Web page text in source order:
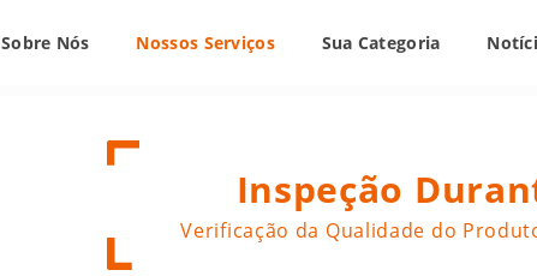
Sobre Nós Nossos Serviços Sua Categoria
Inspeção
Verificação da Qualidade do